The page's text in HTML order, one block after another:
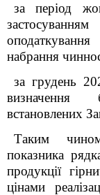
за період
набрання
за грудень
визначення
встановлених
Таким
показника
продукції
цінами